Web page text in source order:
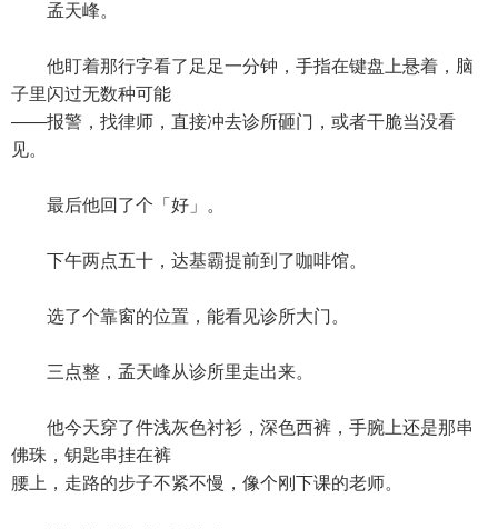
孟天峰。
他盯着那行字看了足足一分钟，手指在键盘上悬着，脑
子里闪过无数种可能
——报警，找律师，直接冲去诊所砸门，或者干脆当没看
见。
最后他回了个「好」。
下午两点五十，达基霸提前到了咖啡馆。
选了个靠窗的位置，能看见诊所大门。
三点整，孟天峰从诊所里走出来。
他今天穿了件浅灰色衬衫，深色西裤，手腕上还是那串
佛珠，钥匙串挂在裤
腰上，走路的步子不紧不慢，像个刚下课的老师。